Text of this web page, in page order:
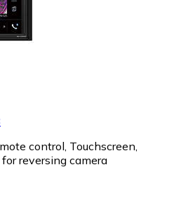
control, Touchscreen,
reversing camera